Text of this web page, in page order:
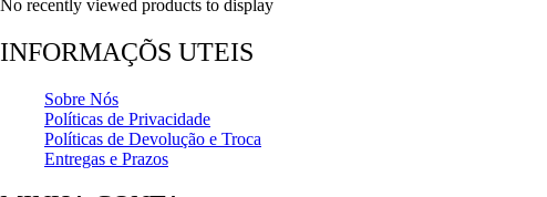
No recently viewed products to display
INFORMAÇÕS UTEIS
Sobre Nós
Políticas de Privacidade
Políticas de Devolução e Troca
Entregas e Prazos